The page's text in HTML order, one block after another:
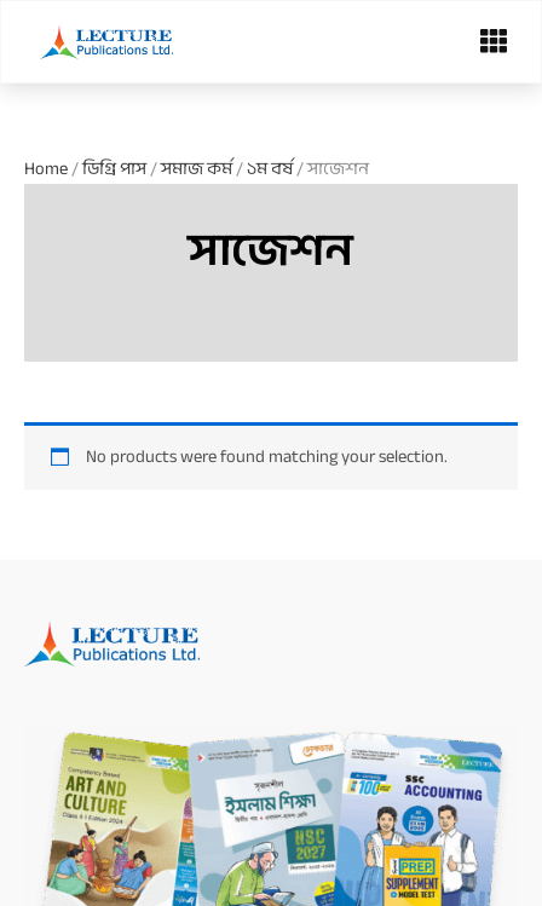
Menu
Home/ডিগ্রি পাস/সমাজ কর্ম/১ম বর্ষ/ সাজেশন
সাজেশন
No products were found matching your selection.